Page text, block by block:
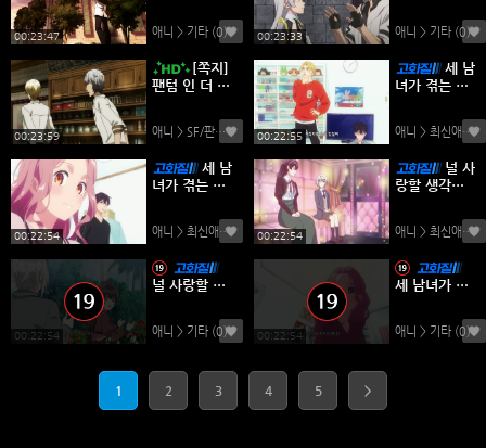
00:23:47
(완결) / 108
0P 고화질 소
애니 > 기타 (0) 00:23:33
되다 [2기] 0
1-05화 -모험
애니 > 기타 (0)
00:23:59
[쪽지]
팬텀 인 더 트
12완결 -모험
능력 판타지애니 > SF/판타지 (0)00:22:55
세 남
녀가 겪는 색
남자와 룸쉐
2화]
애니 > 최신애니
00:22:54
세 남
녀가 겪는 색
남자와 룸쉐
1화]
애니 > 최신애니 (0) 00:22:54
널 사
랑할 생각은
기 공작님이
어째선지 제
요 5화
애니 > 최신애니
00:22:54
널 사랑할 생
던 차기 공작
님이 어째선
졌어요 5화2
애니 > 기타 (0) 00:22:54
세 남녀가 겪
각관계 생활
[두 남자와 룸
애니 > 기타 (0)
1 2 3 4 5 >